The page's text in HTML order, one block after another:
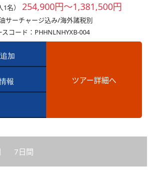
名） 254,900円～1,381,500円
サーチャージ込み/海外諸税別
スコード：PHHNLNHYXB-004
追加
報 ツアー詳細へ
7日間